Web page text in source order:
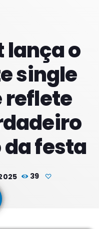
lança o
single
reflete
festa
39